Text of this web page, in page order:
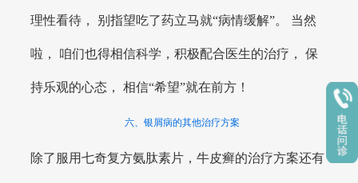
理性看待， 别指望吃了药立马就“病情缓解”。 当然
啦， 咱们也得相信科学，积极配合医生的治疗， 保
持乐观的心态， 相信“希望”就在前方！
六、银屑病的其他治疗方案
除了服用七奇复方氨肽素片，牛皮癣的治疗方案还有